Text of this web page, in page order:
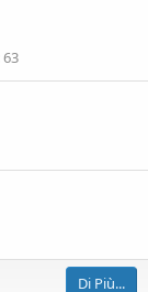
63
Di Più...